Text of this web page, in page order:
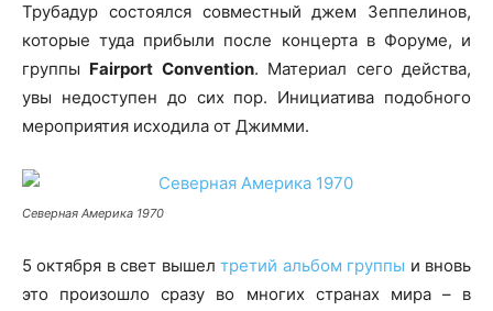
Трубадур состоялся совместный джем Зеппелинов,
которые туда прибыли после концерта в Форуме, и
группы Fairport Convention. Материал сего действа,
увы недоступен до сих пор. Инициатива подобного
мероприятия исходила от Джимми.
Северная Америка 1970
5 октября в свет вышелтретий альбом группы и вновь
это произошло сразу во многих странах мира – в